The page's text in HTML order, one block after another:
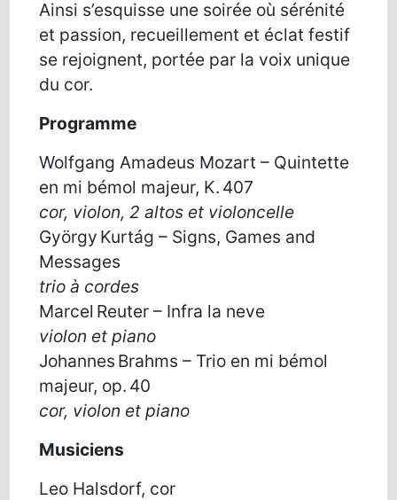
Ainsi s’esquisse une soirée où sérénité
et passion, recueillement et éclat festif
se rejoignent, portée par la voix unique
du cor.
Programme
Wolfgang Amadeus Mozart – Quintette
en mi bémol majeur, K. 407
cor, violon, 2 altos et violoncelle
György Kurtág – Signs, Games and
Messages
trio à cordes
Marcel Reuter – Infra la neve
violon et piano
Johannes Brahms – Trio en mi bémol
majeur, op. 40
cor, violon et piano
Musiciens
Leo Halsdorf, cor